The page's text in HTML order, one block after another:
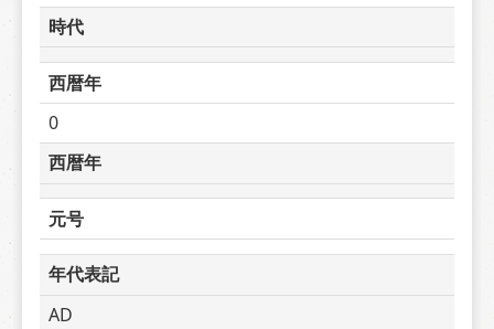
時代
西暦年
0
西暦年
元号
年代表記
AD